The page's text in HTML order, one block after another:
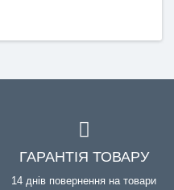
ГАРАНТІЯ ТОВАРУ
14 днів повернення на товари